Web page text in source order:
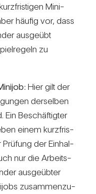
Mini­
häufig vor, dass
aus­geübt
zu
Hier gilt der
der­selben
Ein Beschäf­tigter
einem kurz­fris­
Prü­fung der Ein­hal­
nur die Arbeits­
aus­ge­übter
zusam­men­zu­